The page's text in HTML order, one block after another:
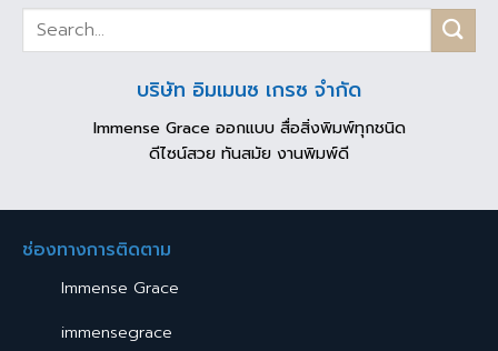
บริษัท อิมเมนซ เกรซ จำกัด
Immense Grace ออกแบบ สื่อสิ่งพิมพ์ทุกชนิด
ดีไซน์สวย ทันสมัย งานพิมพ์ดี
ช่องทางการติดตาม
Immense Grace
immensegrace